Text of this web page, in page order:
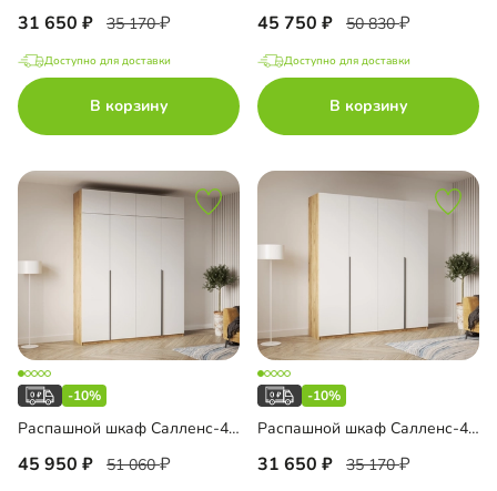
31 650 35 170
Доступно для доставки
В корзину
45 750 50 830
Доступно для доставки
В корзину
-10%
Распашной шкаф Салленс-4.1 с антресолью
45 950 51 060
-10%
Распашной шкаф Салленс-4.2
31 650 35 170